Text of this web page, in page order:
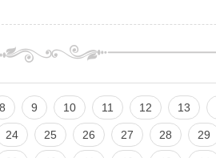
8 9 10 11 12 13
24 25 26 27 28 29